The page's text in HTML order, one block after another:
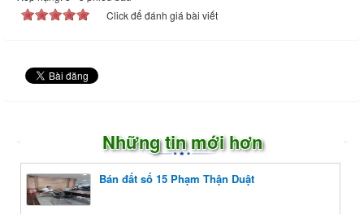
Click để đánh giá bài viết
Những tin mới hơn
Bán đất số 15 Phạm Thận Duật